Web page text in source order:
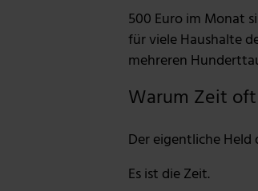
500 Euro im Monat
für viele Haushalte
mehreren
Warum Zeit
Der eigentliche
Es ist die Zeit.